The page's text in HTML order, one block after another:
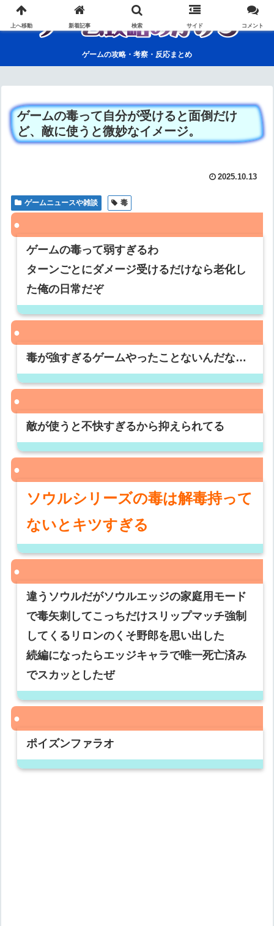
ゲームの攻略・考察・反応まとめ
ゲームの毒って自分が受けると面倒だけ
ど、敵に使うと微妙なイメージ。
2025.10.13
ゲームニュースや雑談 毒
ゲームの毒って弱すぎるわ
ターンごとにダメージ受けるだけなら老化し
た俺の日常だぞ
毒が強すぎるゲームやったことないんだな…
敵が使うと不快すぎるから抑えられてる
ソウルシリーズの毒は解毒持って
ないとキツすぎる
違うソウルだがソウルエッジの家庭用モード
で毒矢刺してこっちだけスリップマッチ強制
してくるリロンのくそ野郎を思い出した
続編になったらエッジキャラで唯一死亡済み
でスカッとしたぜ
ポイズンファラオ
上へ移動 新着記事 検索 サイド コメント